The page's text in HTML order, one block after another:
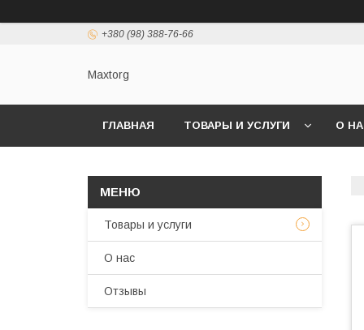
+380 (98) 388-76-66
Maxtorg
ГЛАВНАЯ ТОВАРЫ И УСЛУГИ О
Товары и услуги
О нас
Отзывы